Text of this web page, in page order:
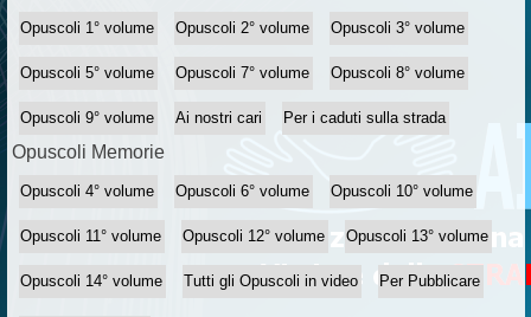
Opuscoli 1° volume Opuscoli 2° volume Opuscoli 3° volume
Opuscoli 5° volume Opuscoli 7° volume Opuscoli 8° volume
Opuscoli 9° volume Ai nostri cari Per i caduti sulla strada
Opuscoli Memorie
Opuscoli 4° volume Opuscoli 6° volume Opuscoli 10° volume
Opuscoli 11° volume Opuscoli 12° volume Opuscoli 13° volume
Opuscoli 14° volume Tutti gli Opuscoli in video Per Pubblicare